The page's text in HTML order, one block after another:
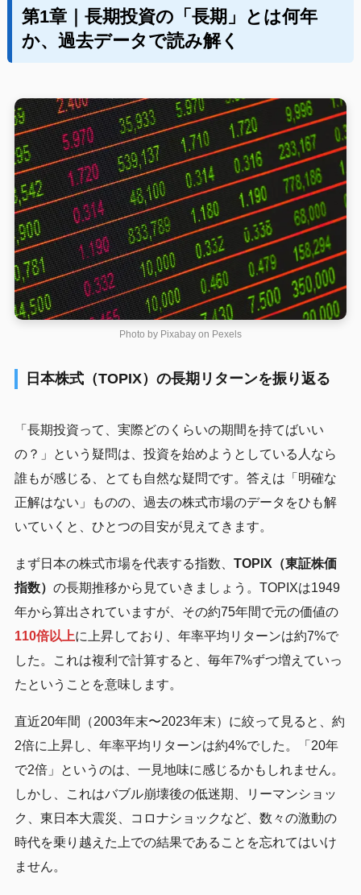
第1章｜長期投資の「長期」とは何年
か、過去データで読み解く
Photo by Pixabay on Pexels
日本株式（TOPIX）の長期リターンを振り返る
「長期投資って、実際どのくらいの期間を持てばいい
の？」という疑問は、投資を始めようとしている人なら
誰もが感じる、とても自然な疑問です。答えは「明確な
正解はない」ものの、過去の株式市場のデータをひも解
いていくと、ひとつの目安が見えてきます。
まず日本の株式市場を代表する指数、 TOPIX（東証株価
指数） の長期推移から見ていきましょう。TOPIXは1949
年から算出されていますが、その約75年間で元の価値の
110倍以上に上昇しており、年率平均リターンは約7%で
した。これは複利で計算すると、毎年7%ずつ増えていっ
たということを意味します。
直近20年間（2003年末〜2023年末）に絞って見ると、約
2倍に上昇し、年率平均リターンは約4%でした。「20年
で2倍」というのは、一見地味に感じるかもしれません。
しかし、これはバブル崩壊後の低迷期、リーマンショッ
ク、東日本大震災、コロナショックなど、数々の激動の
時代を乗り越えた上での結果であることを忘れてはいけ
ません。